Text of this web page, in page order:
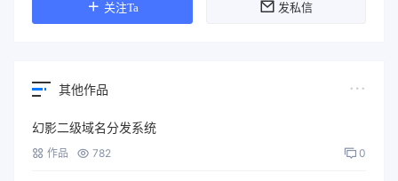
关注Ta 发私信
其他作品
幻影二级域名分发系统
作品 782 0